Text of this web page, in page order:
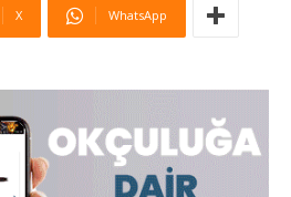
X WhatsApp